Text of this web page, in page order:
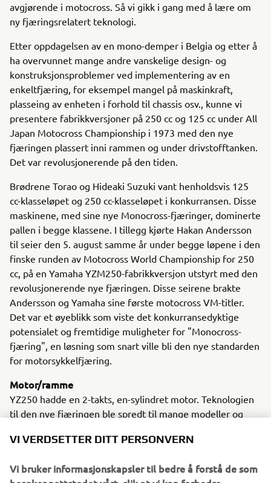
avgjørende i motocross. Så vi gikk i gang med å lære om
ny fjæringsrelatert teknologi.
Etter oppdagelsen av en mono-demper i Belgia og etter å
ha overvunnet mange andre vanskelige design- og
konstruksjonsproblemer ved implementering av en
enkeltfjæring, for eksempel mangel på maskinkraft,
plasseing av enheten i forhold til chassis osv., kunne vi
presentere fabrikkversjoner på 250 cc og 125 cc under All
Japan Motocross Championship i 1973 med den nye
fjæringen plassert inni rammen og under drivstofftanken.
Det var revolusjonerende på den tiden.
Brødrene Torao og Hideaki Suzuki vant henholdsvis 125
cc-klasseløpet og 250 cc-klasseløpet i konkurransen. Disse
maskinene, med sine nye Monocross-fjæringer, dominerte
pallen i begge klassene. I tillegg kjørte Hakan Andersson
til seier den 5. august samme år under begge løpene i den
finske runden av Motocross World Championship for 250
cc, på en Yamaha YZM250-fabrikkversjon utstyrt med den
revolusjonerende nye fjæringen. Disse seirene brakte
Andersson og Yamaha sine første motocross VM-titler.
Det var et øyeblikk som viste det konkurransedyktige
potensialet og fremtidige muligheter for "Monocross-
fjæring", en løsning som snart ville bli den nye standarden
for motorsykkelfjæring.
Motor/ramme
YZ250 hadde en 2-takts, en-sylindret motor. Teknologien
til den nye fjæringen ble spredt til mange modeller og
motorsykkelchassis.
VI VERDSETTER DITT PERSONVERN
Vi bruker informasjonskapsler til bedre å forstå de som